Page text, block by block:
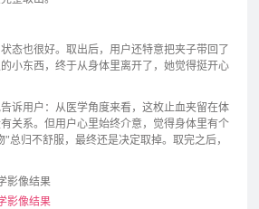
态也很好。取出后，用户还特意把夹子带回了
小东西，终于从身体里离开了，她觉得挺开心
诉用户：从医学角度来看，这枚止血夹留在体
关系。但用户心里始终介意，觉得身体里有个
总归不舒服，最终还是决定取掉。取完之后，
影像结果